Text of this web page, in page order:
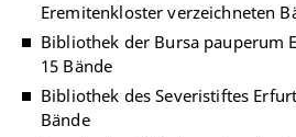
Eremitenkloster verzeichneten
Bibliothek der Bursa pauperum
15 Bände
Bibliothek des Severistiftes
Bände